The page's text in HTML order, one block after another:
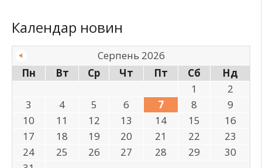
Календар новин
Серпень 2026
Пн
Вт Ср Чт Пт Сб
Нд
1
2
3
4 5 6 7 8
9
10
11 12 13 14 15
16
17
18 19 20 21 22
23
24
25 26 27 28 29
30